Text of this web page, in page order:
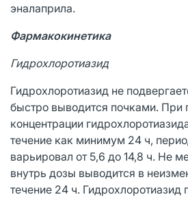
эналаприла.
Фармакокинетика
Гидрохлоротиазид
Гидрохлоротиазид не
быстро выводится почками. При
концентрации
течение как минимум 24 ч,
варьировал от 5,6 до 14,8 ч. Не
внутрь дозы выводится в
течение 24 ч. Гидрохлоротиазид